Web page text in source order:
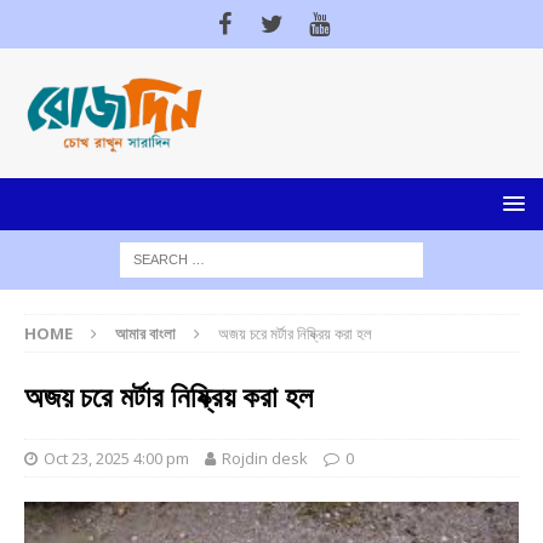
HOME আমার বাংলা অজয় চরে মর্টার নিষ্ক্রিয় করা হল
অজয় চরে মর্টার নিষ্ক্রিয় করা হল
Oct 23, 2025 4:00 pm Rojdin desk 0